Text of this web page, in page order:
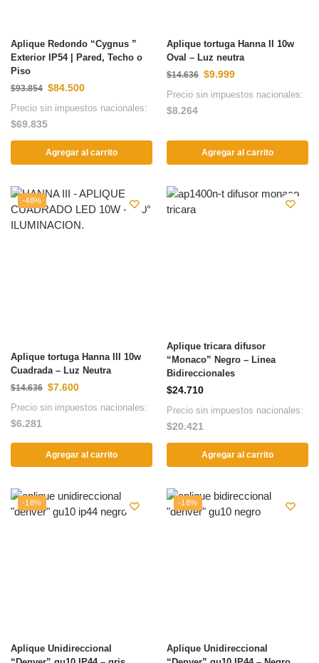
Aplique Redondo “Cygnus ”
Exterior IP54 | Pared, Techo o
Piso
$93.854 $84.500
Precio sin impuestos nacionales:
$69.835
Agregar al carrito
Aplique tortuga Hanna II 10w
Oval – Luz neutra
$14.636 $9.999
Precio sin impuestos nacionales:
$8.264
Agregar al carrito
-48%
Aplique tortuga Hanna III 10w
Cuadrada – Luz Neutra
$14.636 $7.600
Precio sin impuestos nacionales:
$6.281
Agregar al carrito
Aplique tricara difusor
“Monaco” Negro – Linea
Bidireccionales
$24.710
Precio sin impuestos nacionales:
$20.421
Agregar al carrito
-18%
Aplique Unidireccional
-18%
Aplique Unidireccional